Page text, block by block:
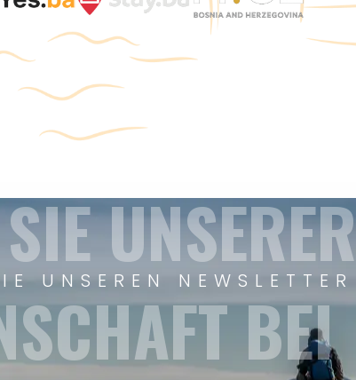
UNSEREN NEWSLETTER
UNSERER
BEI